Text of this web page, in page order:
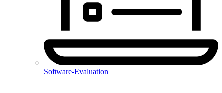
Software-Evaluation